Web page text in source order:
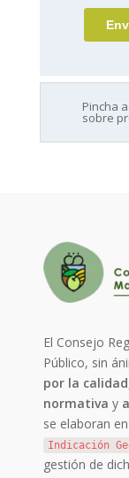
Pincha
sobre
El Consejo
Público, sin
por la calidad
normativa y
se elaboran
Indicación
gestión de